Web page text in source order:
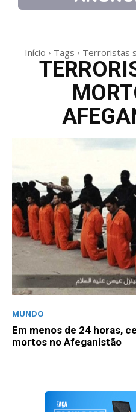
Início Tags Terroristas
MUNDO
Em menos de 24 horas,
mortos no Afeganistão